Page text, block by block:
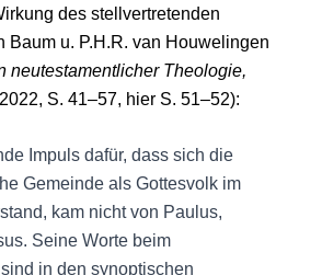
des stellvertretenden
Baum u. P.H.R. van Houwelingen
neutestamentlicher Theologie,
S. 41–57, hier S. 51–52):
Impuls dafür, dass sich die
Gemeinde als Gottesvolk im
kam nicht von Paulus,
Seine Worte beim
in den synoptischen